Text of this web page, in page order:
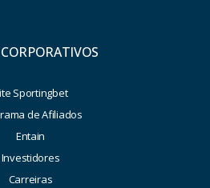
Sportingbet
de Afiliados
Entain
Investidores
Carreiras